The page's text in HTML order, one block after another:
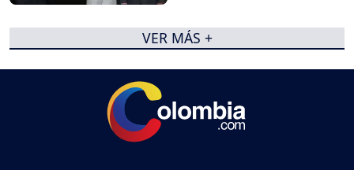
VER MÁS +